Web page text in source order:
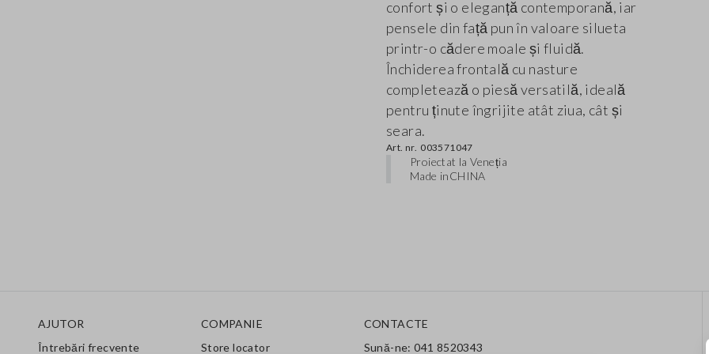
confort și o eleganță contemporană, iar
pensele din față pun în valoare silueta
printr-o cădere moale și fluidă.
Închiderea frontală cu nasture
completează o piesă versatilă, ideală
pentru ținute îngrijite atât ziua, cât și
seara.
Art. nr. 003571047
Proiectat la Veneția
Made inCHINA
AJUTOR
Întrebări frecvente
COMPANIE
Store locator
CONTACTE
Sună-ne: 041 8520343